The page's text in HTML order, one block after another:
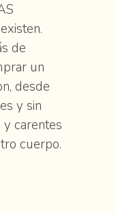
de
un
desde
y sin
y carentes
cuerpo.